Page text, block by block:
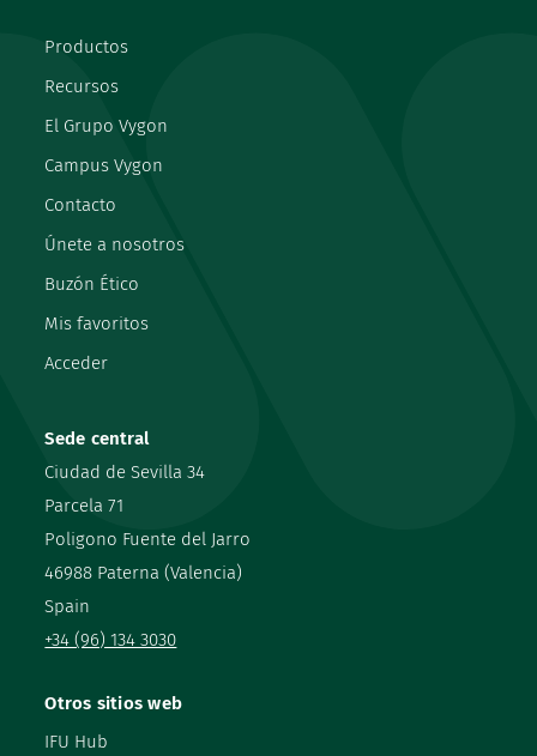
Sede central
Ciudad de Sevilla 34
Parcela 71
Poligono Fuente del Jarro
46988 Paterna (Valencia)
Spain
+34 (96) 134 3030
Productos
Recursos
El Grupo Vygon
Campus Vygon
Contacto
Únete a nosotros
Buzón Ético
Mis favoritos
Acceder
Otros sitios web
IFU Hub